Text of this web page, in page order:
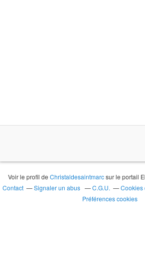
Voir le profil deChristaldesaintmarcsur le portail
Contact
Signaler un abus C.G.U.
Cookies
Préférences cookies